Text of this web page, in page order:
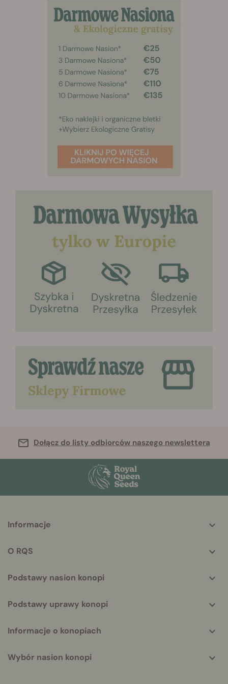
Dołącz do listy odbiorców naszego newslettera
helpful
Informacje
O RQS
Podstawy nasion konopi
Podstawy uprawy konopi
Informacje o konopiach
Wybór nasion konopi